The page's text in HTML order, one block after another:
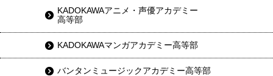
KADOKAWAアニメ・声優アカデミー
高等部
KADOKAWAマンガアカデミー高等部
バンタンミュージックアカデミー高等部